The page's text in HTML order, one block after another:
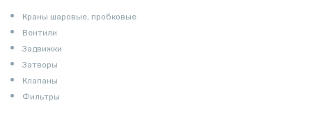
Краны шаровые, пробковые
Вентили
Задвижки
Затворы
Клапаны
Фильтры